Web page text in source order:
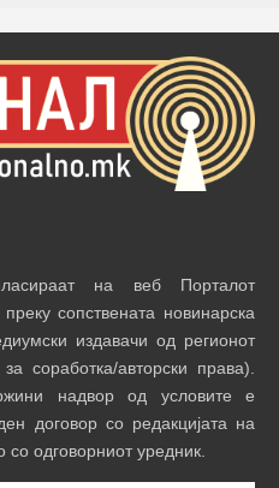
на веб Порталот
сопствената новинарска
издавачи од регионот
соработка/авторски права).
надвор од условите е
договор со редакцијата на
со одговорниот уредник.